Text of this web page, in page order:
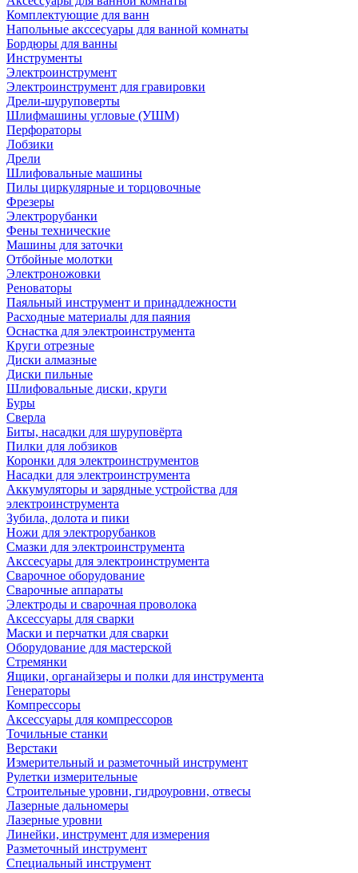
Комплектующие для ванн
Напольные акссесуары для ванной комнаты
Бордюры для ванны
Инструменты
Электроинструмент
Электроинструмент для гравировки
Дрели-шуруповерты
Шлифмашины угловые (УШМ)
Перфораторы
Лобзики
Дрели
Шлифовальные машины
Пилы циркулярные и торцовочные
Фрезеры
Электрорубанки
Фены технические
Машины для заточки
Отбойные молотки
Электроножовки
Реноваторы
Паяльный инструмент и принадлежности
Расходные материалы для паяния
Оснастка для электроинструмента
Круги отрезные
Диски алмазные
Диски пильные
Шлифовальные диски, круги
Буры
Сверла
Биты, насадки для шуруповёрта
Пилки для лобзиков
Коронки для электроинструментов
Насадки для электроинструмента
Аккумуляторы и зарядные устройства для
электроинструмента
Зубила, долота и пики
Ножи для электрорубанков
Смазки для электроинструмента
Акссесуары для электроинструмента
Сварочное оборудование
Сварочные аппараты
Электроды и сварочная проволока
Аксессуары для сварки
Маски и перчатки для сварки
Оборудование для мастерской
Стремянки
Ящики, органайзеры и полки для инструмента
Генераторы
Компрессоры
Аксессуары для компрессоров
Точильные станки
Верстаки
Измерительный и разметочный инструмент
Рулетки измерительные
Строительные уровни, гидроуровни, отвесы
Лазерные дальномеры
Лазерные уровни
Линейки, инструмент для измерения
Разметочный инструмент
Специальный инструмент